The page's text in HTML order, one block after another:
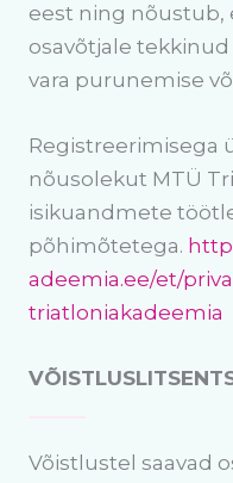
eest ning nõustub,
osavõtjale
vara purunemise
Registreerimisega
nõusolekut MTÜ
isikuandmete
põhimõtetega.
adeemia.ee/et/
triatloniakadeemia
Võistlustel saavad